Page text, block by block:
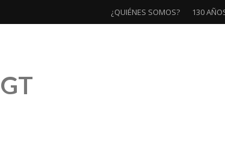
¿QUIÉNES SOMOS? 130